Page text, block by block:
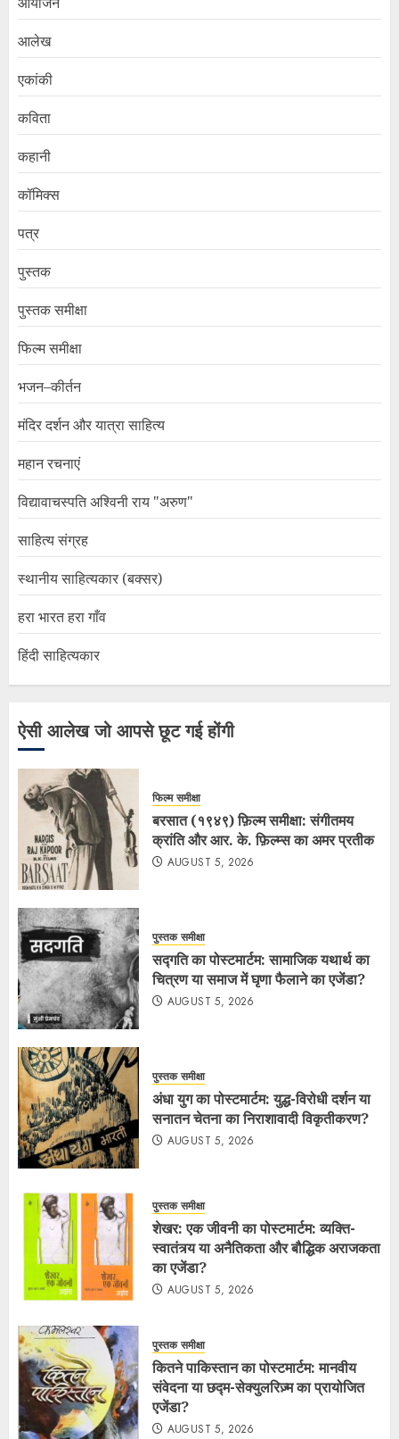
आलेख
एकांकी
कविता
कहानी
कॉमिक्स
पत्र
पुस्तक
पुस्तक समीक्षा
फिल्म समीक्षा
भजन–कीर्तन
मंदिर दर्शन और यात्रा साहित्य
महान रचनाएं
विद्यावाचस्पति अश्विनी राय "अरुण"
साहित्य संग्रह
स्थानीय साहित्यकार (बक्सर)
हरा भारत हरा गाँव
हिंदी साहित्यकार
ऐसी आलेख जो आपसे छूट गई होंगी
फिल्म समीक्षा
बरसात (१९४९) फ़िल्म समीक्षा: संगीतमय
क्रांति और आर. के. फ़िल्म्स का अमर प्रतीक
AUGUST 5, 2026
पुस्तक समीक्षा
सद्गति का पोस्टमार्टम: सामाजिक यथार्थ का
चित्रण या समाज में घृणा फैलाने का एजेंडा?
AUGUST 5, 2026
पुस्तक समीक्षा
अंधा युग का पोस्टमार्टम: युद्ध-विरोधी दर्शन या
सनातन चेतना का निराशावादी विकृतीकरण?
AUGUST 5, 2026
पुस्तक समीक्षा
शेखर: एक जीवनी का पोस्टमार्टम: व्यक्ति-
स्वातंत्र्य या अनैतिकता और बौद्धिक अराजकता
का एजेंडा?
AUGUST 5, 2026
पुस्तक समीक्षा
कितने पाकिस्तान का पोस्टमार्टम: मानवीय
संवेदना या छद्म-सेक्युलरिज़्म का प्रायोजित
एजेंडा?
AUGUST 5, 2026